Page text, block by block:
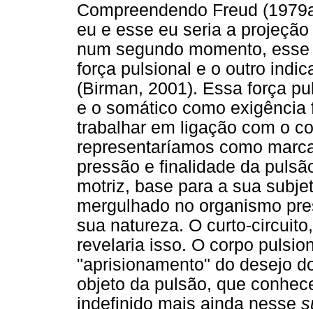
Compreendendo Freud
eu e esse eu seria a
num segundo momento,
força pulsional e o outro
(Birman, 2001). Essa força
e o somático como
trabalhar em ligação com o
representaríamos como
pressão e finalidade da
motriz, base para a sua
mergulhado no organismo
sua natureza. O curto-
revelaria isso. O corpo
"aprisionamento" do desejo
objeto da pulsão, que
indefinido mais ainda nesse